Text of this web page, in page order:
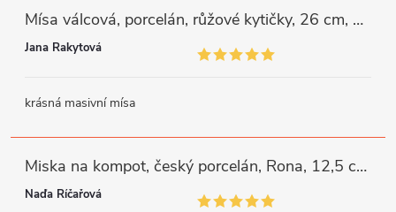
Mísa válcová, porcelán, růžové kytičky, 26 cm, G. Benedikt
Jana Rakytová
krásná masivní mísa
Miska na kompot, český porcelán, Rona, 12,5 cm, bílý, G. Benedikt
Naďa Říčařová